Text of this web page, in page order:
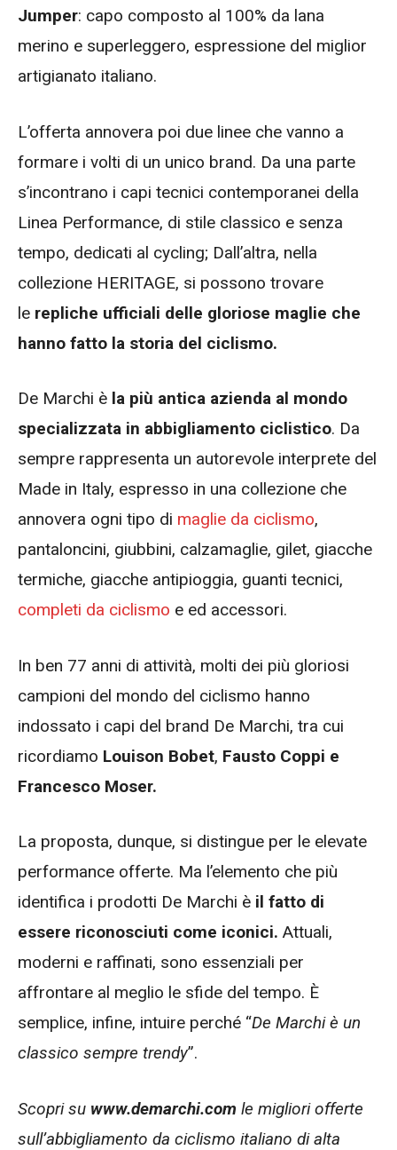
Jumper: capo composto al 100% da lana
merino e superleggero, espressione del miglior
artigianato italiano.
L’offerta annovera poi due linee che vanno a
formare i volti di un unico brand. Da una parte
s’incontrano i capi tecnici contemporanei della
Linea Performance, di stile classico e senza
tempo, dedicati al cycling; Dall’altra, nella
collezione HERITAGE, si possono trovare
le repliche ufficiali delle gloriose maglie che
hanno fatto la storia del ciclismo.
De Marchi è la più antica azienda al mondo
specializzata in abbigliamento ciclistico. Da
sempre rappresenta un autorevole interprete del
Made in Italy, espresso in una collezione che
annovera ogni tipo di maglie da ciclismo,
pantaloncini, giubbini, calzamaglie, gilet, giacche
termiche, giacche antipioggia, guanti tecnici,
completi da ciclismo e ed accessori.
In ben 77 anni di attività, molti dei più gloriosi
campioni del mondo del ciclismo hanno
indossato i capi del brand De Marchi, tra cui
ricordiamo Louison Bobet, Fausto Coppi e
Francesco Moser.
La proposta, dunque, si distingue per le elevate
performance offerte. Ma l’elemento che più
identifica i prodotti De Marchi è il fatto di
essere riconosciuti come iconici. Attuali,
moderni e raffinati, sono essenziali per
affrontare al meglio le sfide del tempo. È
semplice, infine, intuire perché “De Marchi è un
classico sempre trendy”.
Scopri su www.demarchi.com le migliori offerte
sull’abbigliamento da ciclismo italiano di alta